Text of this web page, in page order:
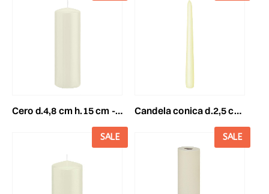
cero d.4,8 cm h.15 cm -150/48- conf.pz.24 avorio candela conica d.2,5 cmh.30 cm -300/25- conf. pz.12 avorio
SALE SALE